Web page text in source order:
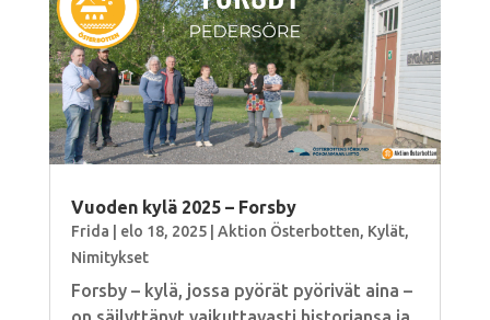
Vuoden kylä 2025 – Forsby
Frida elo 18, 2025| Aktion Österbotten, Kylät,
Nimitykset
Forsby – kylä, jossa pyörät pyörivät aina –